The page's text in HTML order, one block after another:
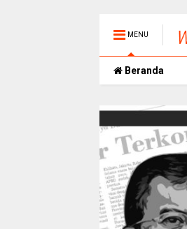
MENU
Beranda